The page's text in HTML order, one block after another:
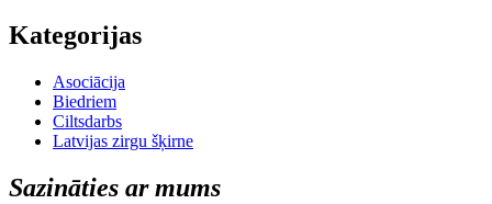
Kategorijas
Asociācija
Biedriem
Ciltsdarbs
Latvijas zirgu šķirne
Sazināties ar mums